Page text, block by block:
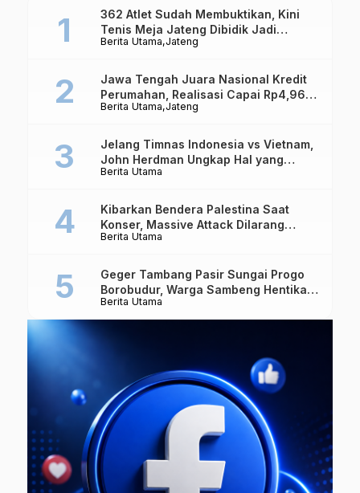
Berita Utama Jateng
362 Atlet Sudah Membuktikan, Kini
Tenis Meja Jateng Dibidik Jadi
Kekuatan Nasional
Berita Utama Jateng
Jawa Tengah Juara Nasional Kredit
Perumahan, Realisasi Capai Rp4,96
Triliun
Berita Utama
Jelang Timnas Indonesia vs Vietnam,
John Herdman Ungkap Hal yang
Dipertaruhkan
Berita Utama
Kibarkan Bendera Palestina Saat
Konser, Massive Attack Dilarang
Masuk Singapura Lagi
Berita Utama
Geger Tambang Pasir Sungai Progo
Borobudur, Warga Sambeng Hentikan
Alat Berat dan Usir Truk